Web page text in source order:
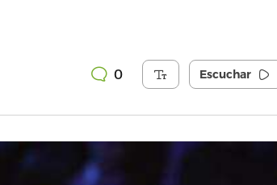
0 Escuchar